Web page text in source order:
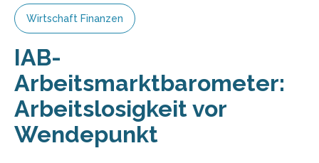
Wirtschaft Finanzen
IAB-
Arbeitsmarktbarometer:
Arbeitslosigkeit vor
Wendepunkt